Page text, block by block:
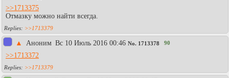
>>1713375
Отмазку можно найти всегда.
>>1713379
▲ Aнoним Вc 10 Июль 2016 00:46 No. 1713378 90
>>1713372
>>1713379